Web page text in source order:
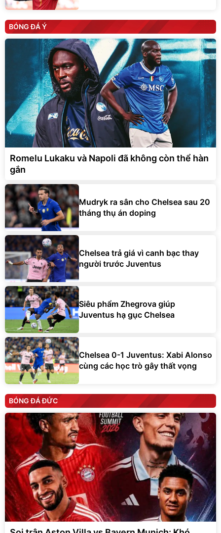
BÓNG ĐÁ Ý
Romelu Lukaku và Napoli đã không còn thể hàn
gắn
Mudryk ra sân cho Chelsea sau 20
tháng thụ án doping
Chelsea trả giá vì canh bạc thay
người trước Juventus
Siêu phẩm Zhegrova giúp
Juventus hạ gục Chelsea
Chelsea 0-1 Juventus: Xabi Alonso
cùng các học trò gây thất vọng
BÓNG ĐÁ ĐỨC